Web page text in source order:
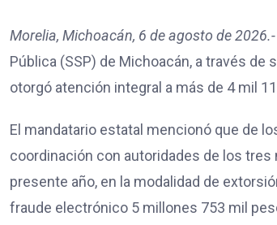
Morelia, Michoacán, 6 de agosto de 2026.-
Pública (SSP) de Michoacán, a través
otorgó atención integral a más de 4 mil
El mandatario estatal mencionó que de
coordinación con autoridades de los tres
presente año, en la modalidad de
fraude electrónico 5 millones 753 mil